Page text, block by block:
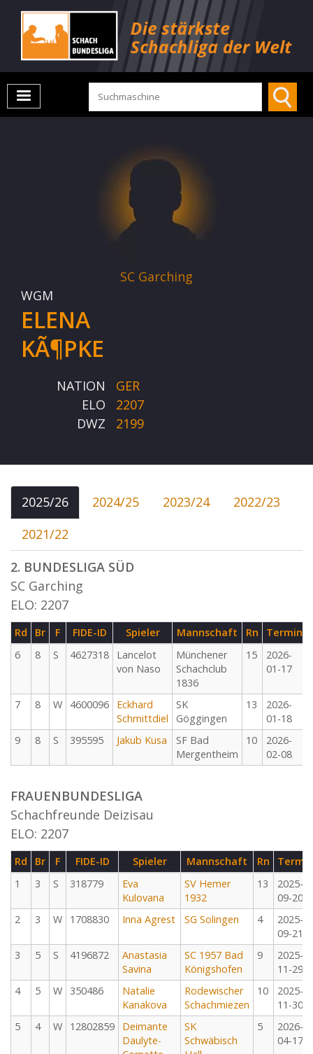
SC Garching
WGM
ELENA
KÃ¶PKE
NATION
GER
ELO
2207
DWZ
2199
2025/26 2024/25 2023/24
2022/23
2021/22
2. BUNDESLIGA SÜD
SC Garching
ELO: 2207
Rd Br F FIDE-ID Spieler Mannschaft Rn Termin
6
8 S 4627318
Lancelot
von Naso
Münchener
Schachclub
1836
15
2026-
01-17
7 8 W 4600096
Eckhard
Schmittdiel
SK
Göggingen
13
2026-
01-18
9 8 S 395595 Jakub Kusa
SF Bad
Mergentheim
10
2026-
02-08
FRAUENBUNDESLIGA
Schachfreunde Deizisau
ELO: 2207
Rd Br F FIDE-ID Spieler Mannschaft Rn
Termin
1
3 S 318779
Eva
Kulovana
SV Hemer
1932
13
2025-
09-20
2
3 W 1708830 Inna Agrest SG Solingen 4
2025-
09-21
3
5 S 4196872
Anastasia
Savina
SC 1957 Bad
Königshofen
9
2025-
11-29
4
5 W 350486
Natalie
Kanakova
Rodewischer
Schachmiezen
10
2025-
11-30
5
4 W 12802859
Deimante
Daulyte-
SK
Schwäbisch
5
2026-
04-17